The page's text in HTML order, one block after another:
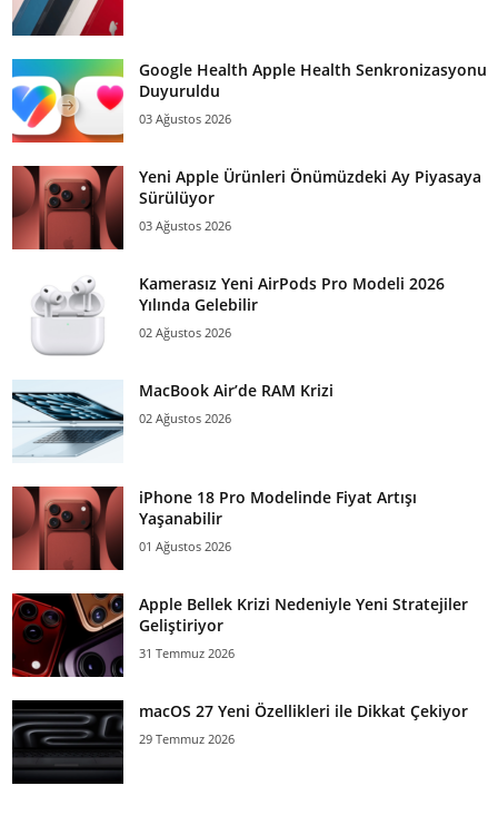
Google Health Apple Health Senkronizasyonu
Duyuruldu
03 Ağustos 2026
Yeni Apple Ürünleri Önümüzdeki Ay Piyasaya
Sürülüyor
03 Ağustos 2026
Kamerasız Yeni AirPods Pro Modeli 2026
Yılında Gelebilir
02 Ağustos 2026
MacBook Air’de RAM Krizi
02 Ağustos 2026
iPhone 18 Pro Modelinde Fiyat Artışı
Yaşanabilir
01 Ağustos 2026
Apple Bellek Krizi Nedeniyle Yeni Stratejiler
Geliştiriyor
31 Temmuz 2026
macOS 27 Yeni Özellikleri ile Dikkat Çekiyor
29 Temmuz 2026